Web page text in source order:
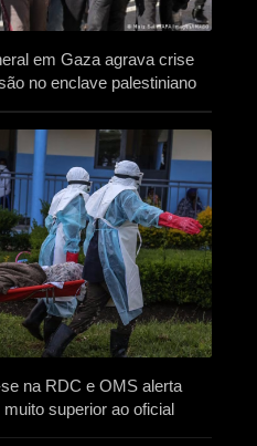
em Gaza agrava crise
no enclave palestiniano
na RDC e OMS alerta
superior ao oficial